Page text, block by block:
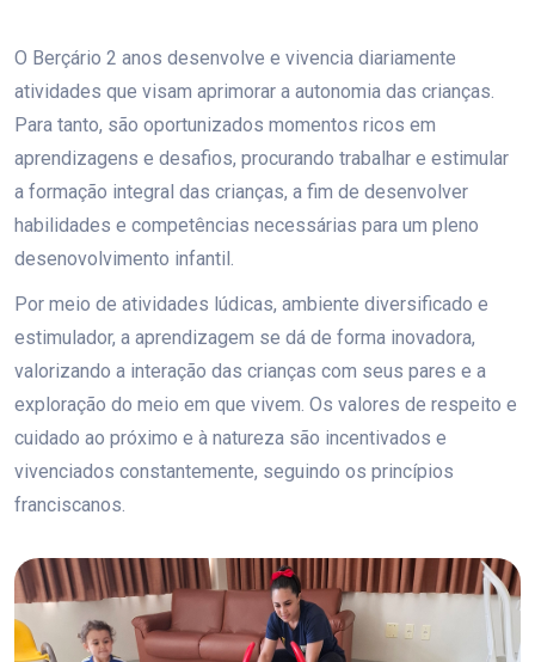
O Berçário 2 anos desenvolve e vivencia diariamente
atividades que visam aprimorar a autonomia das crianças.
Para tanto, são oportunizados momentos ricos em
aprendizagens e desafios, procurando trabalhar e estimular
a formação integral das crianças, a fim de desenvolver
habilidades e competências necessárias para um pleno
desenovolvimento infantil.
Por meio de atividades lúdicas, ambiente diversificado e
estimulador, a aprendizagem se dá de forma inovadora,
valorizando a interação das crianças com seus pares e a
exploração do meio em que vivem. Os valores de respeito e
cuidado ao próximo e à natureza são incentivados e
vivenciados constantemente, seguindo os princípios
franciscanos.